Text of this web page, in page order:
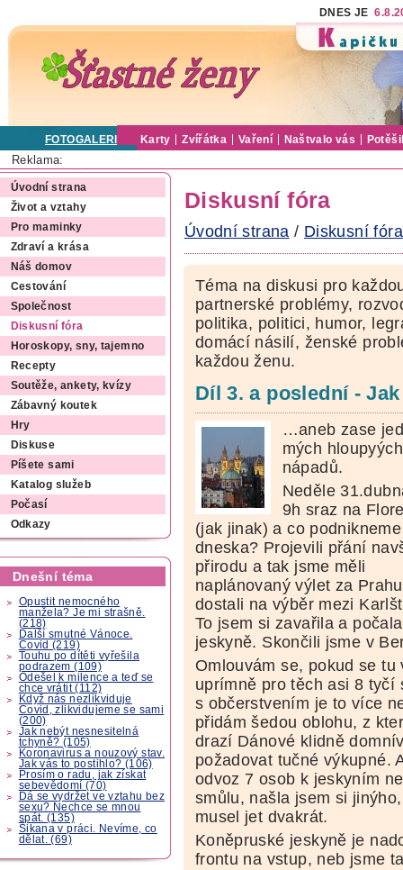
DNES JE
FOTOGALERIE Karty Zvířátka Vaření Naštvalo vás
Reklama:
Úvodní strana
Život a vztahy
Pro maminky
Zdraví a krása
Náš domov
Cestování
Společnost
Diskusní fóra
Horoskopy, sny, tajemno
Recepty
Soutěže, ankety, kvízy
Zábavný koutek
Hry
Diskuse
Píšete sami
Katalog služeb
Počasí
Odkazy
Dnešní téma
Opustit nemocného
manžela? Je mi strašně.
(218)
Další smutné Vánoce.
Covid (219)
Touhu po dítěti vyřešila
podrazem (109)
Odešel k milence a teď se
chce vrátit (112)
Když nás nezlikviduje
Covid, zlikvidujeme se sami
(200)
Jak nebýt nesnesitelná
tchyně? (105)
Koronavirus a nouzový stav.
Jak vás to postihlo? (106)
Prosím o radu, jak získat
sebevědomí (70)
Dá se vydržet ve vztahu bez
sexu? Nechce se mnou
spát. (135)
Šikana v práci. Nevíme, co
dělat. (69)
Diskusní fóra
Úvodní strana / Diskusní fóra
Téma na diskusi pro
partnerské problémy,
politika, politici, humor,
domácí násilí, ženské
každou ženu.
Díl 3. a poslední -
…aneb zase
mých hloupyých
nápadů.
Neděle
9h sraz na
(jak jinak) a co podnikneme
dneska? Projevili přání
přirodu a tak jsme měli
naplánovaný výlet za
dostali na výběr mezi
To jsem si zavařila a
jeskyně. Skončili jsme v
Omlouvám se, pokud se
uprímně pro těch asi 8 tyčí
s občerstvením je to více
přidám šedou oblohu, z
drazí Dánové klidně
požadovat tučné výkupné.
odvoz 7 osob k jeskyním
smůlu, našla jsem si
musel jet dvakrát.
Koněpruské jeskyně je
frontu na vstup, neb jsme